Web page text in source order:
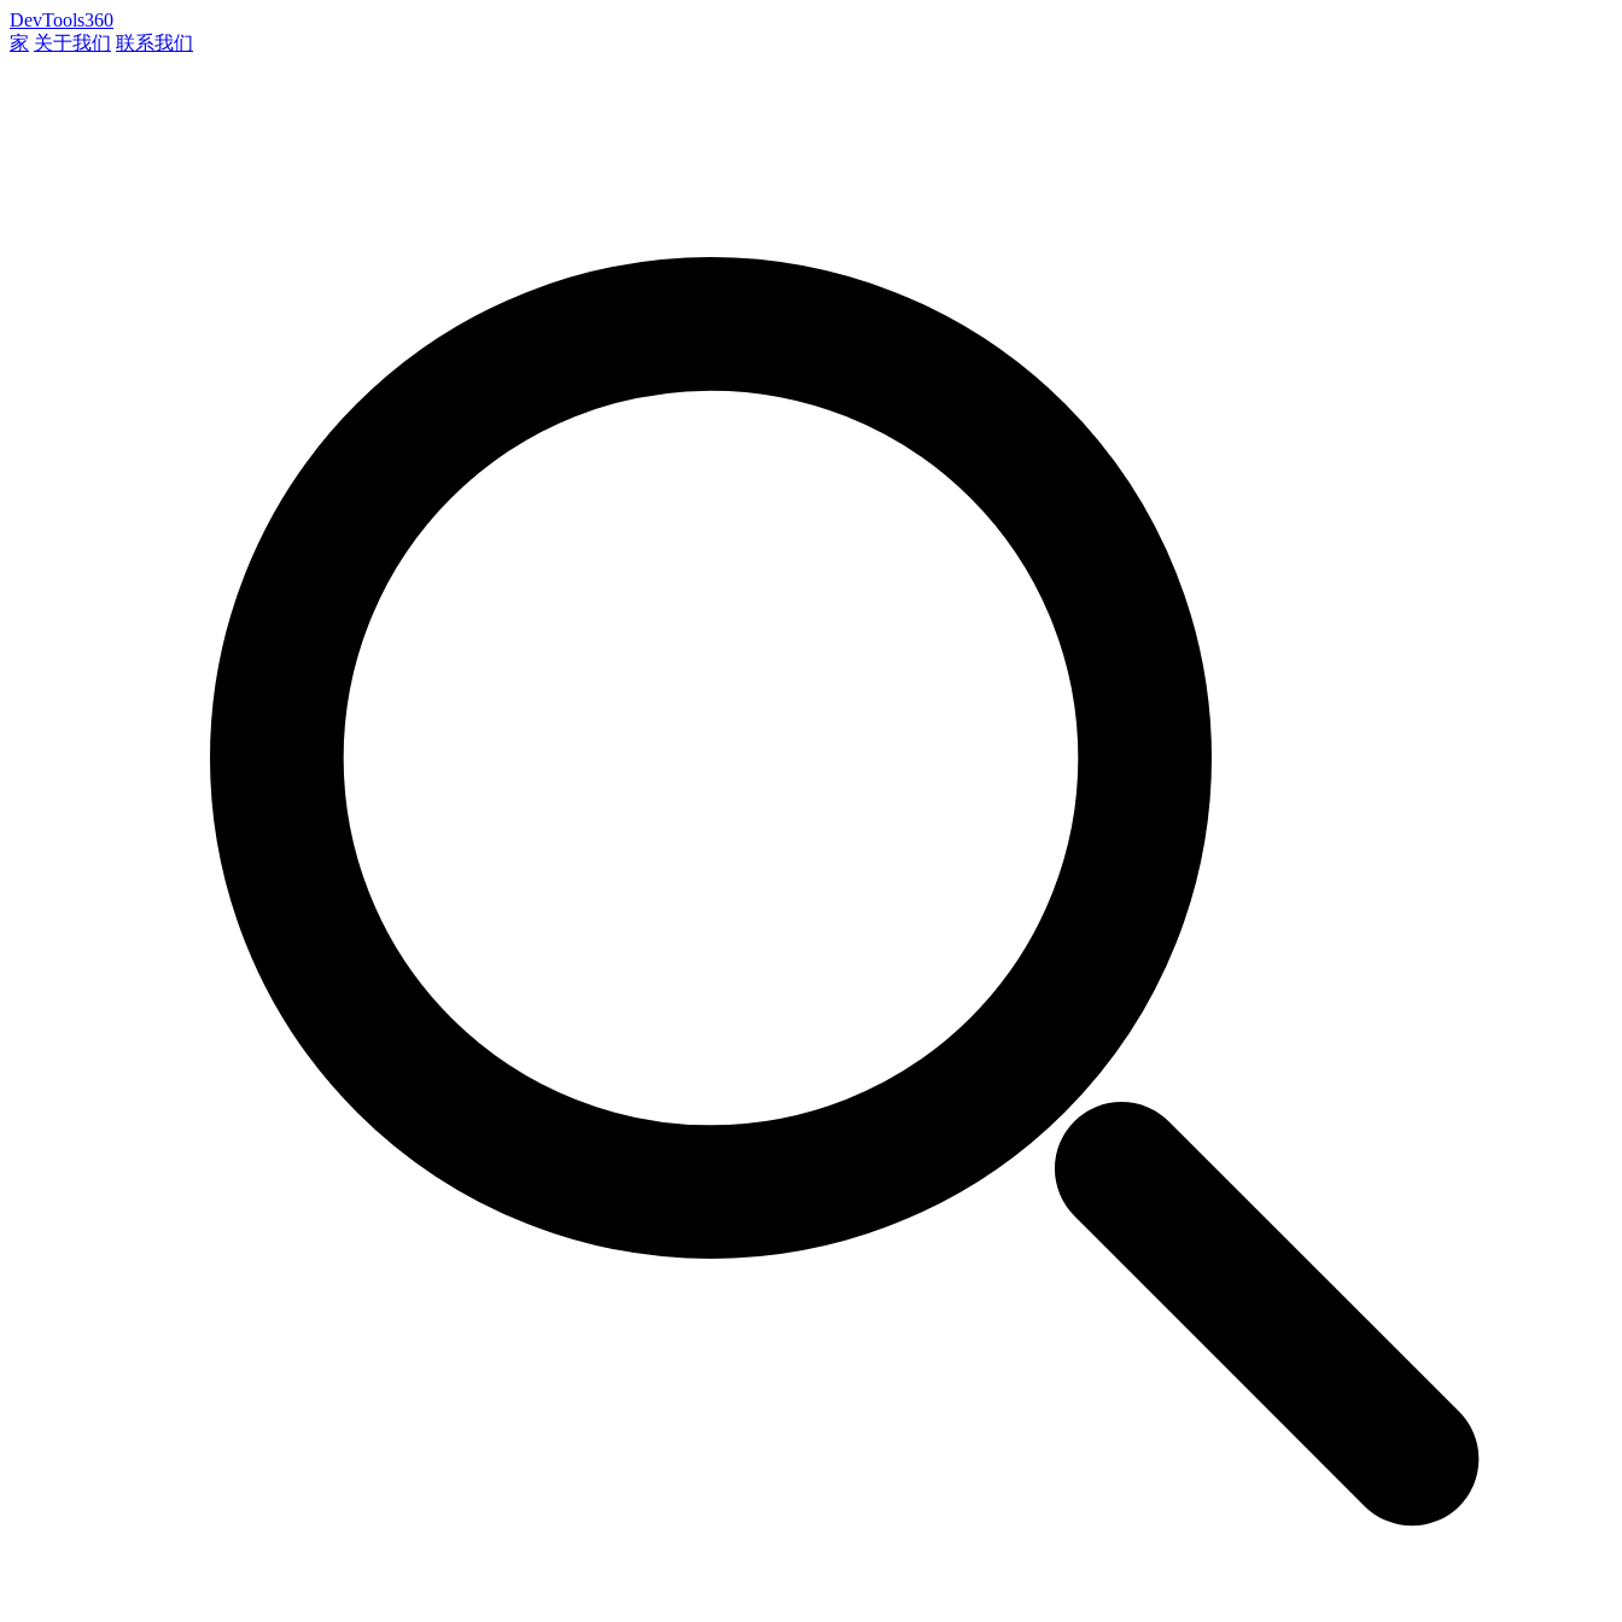
DevTools360
家 关于我们 联系我们